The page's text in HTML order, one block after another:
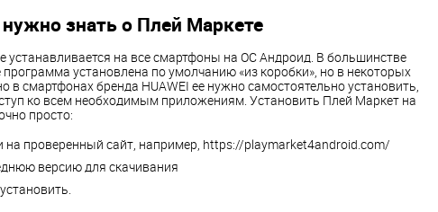
знать о Плей Маркете
устанавливается на все смартфоны на ОС Андроид. В большинстве
программа установлена по умолчанию «из коробки», но в некоторых
в смартфонах бренда HUAWEI ее нужно самостоятельно установить,
ко всем необходимым приложениям. Установить Плей Маркет на
просто:
на проверенный сайт, например, https://playmarket4android.com/
версию для скачивания